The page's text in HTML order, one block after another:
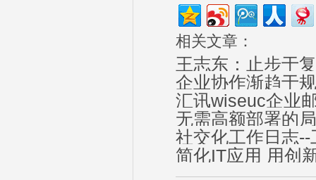
相关文章：
王志东：止步于
企业协作渐趋于
汇讯wiseuc企业
无需高额部署的
社交化工作日志
简化IT应用 用创